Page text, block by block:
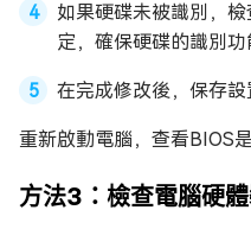
如果硬碟未被識別，
定，確保硬碟的識別功
在完成修改後，保存設
重新啟動電腦，查看BIOS
方法3：檢查電腦硬